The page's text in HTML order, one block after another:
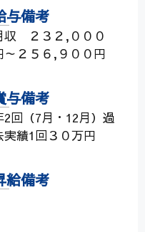
与備考
収 ２３２,０００
～２５６,９００円
与備考
2回（7月・12月）過
実績1回３０万円
給備考